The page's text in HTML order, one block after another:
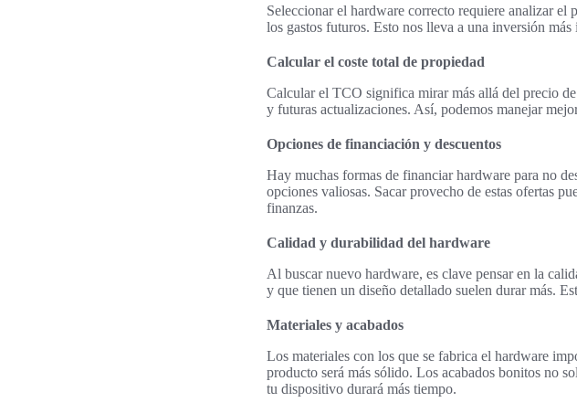
Seleccionar el hardware correcto requiere analizar el
los gastos futuros. Esto nos lleva a una inversión más
Calcular el coste total de propiedad
Calcular el TCO significa mirar más allá del precio
y futuras actualizaciones. Así, podemos manejar
Opciones de financiación y descuentos
Hay muchas formas de financiar hardware para no
opciones valiosas. Sacar provecho de estas ofertas
finanzas.
Calidad y durabilidad del hardware
Al buscar nuevo hardware, es clave pensar en la
y que tienen un diseño detallado suelen durar más.
Materiales y acabados
Los materiales con los que se fabrica el hardware
producto será más sólido. Los acabados bonitos no
tu dispositivo durará más tiempo.